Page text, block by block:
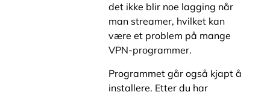
det ikke blir noe lagging når
man streamer, hvilket kan
være et problem på mange
VPN-programmer.
Programmet går også kjapt å
installere. Etter du har